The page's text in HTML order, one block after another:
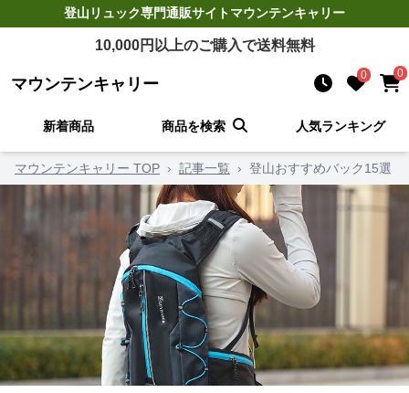
登山リュック専門通販サイトマウンテンキャリー
10,000円以上のご購入で送料無料
マウンテンキャリー 0 0
新着商品 商品を検索 人気ランキング
マウンテンキャリー TOP › 記事一覧 › 登山おすすめバック15選